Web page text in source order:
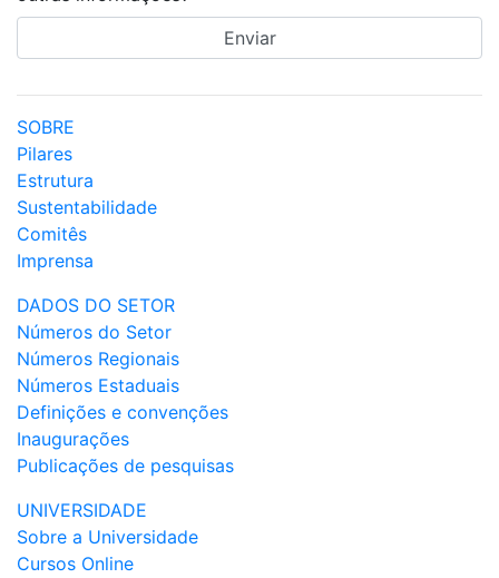
SOBRE
Pilares
Estrutura
Sustentabilidade
Comitês
Imprensa
DADOS DO SETOR
Números do Setor
Números Regionais
Números Estaduais
Definições e convenções
Inaugurações
Publicações de pesquisas
UNIVERSIDADE
Sobre a Universidade
Cursos Online